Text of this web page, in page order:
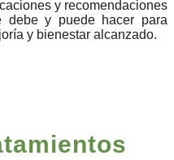
y recomendaciones
debe y puede hacer para
y bienestar alcanzado.